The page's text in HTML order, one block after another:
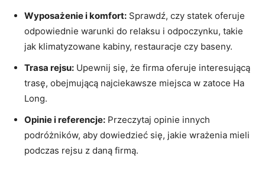
Wyposażenie i komfort: ⁣Sprawdź, czy statek oferuje
⁢odpowiednie warunki do ⁤relaksu⁣ i odpoczynku, ⁣takie
jak klimatyzowane kabiny, restauracje czy baseny.
Trasa ‌rejsu: ‌Upewnij się, że firma oferuje interesującą
trasę,⁢ obejmującą najciekawsze miejsca‌ w⁢ zatoce Ha
Long.
Opinie i referencje: Przeczytaj opinie innych‌
podróżników, aby dowiedzieć‌ się, jakie wrażenia mieli
podczas rejsu ‌z ⁣daną firmą.